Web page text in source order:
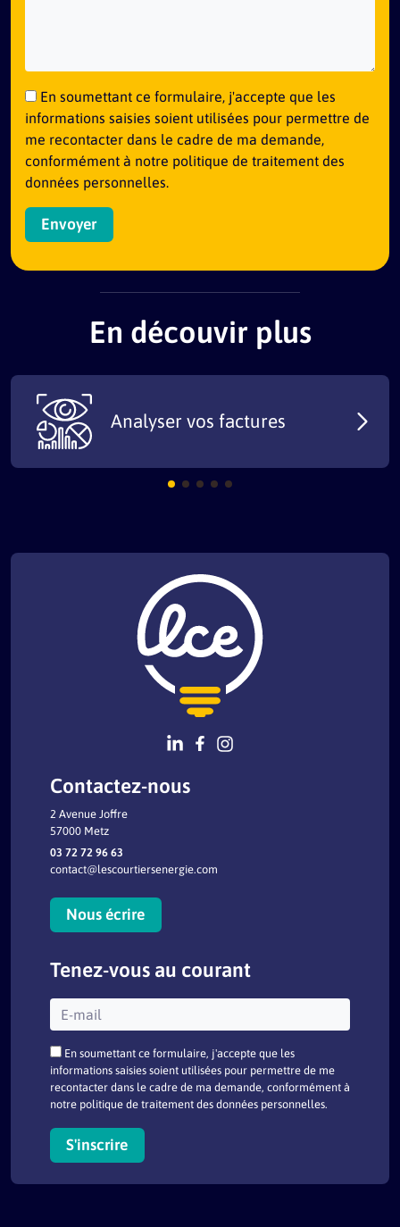
En soumettant ce formulaire, j'accepte que les
informations saisies soient utilisées pour permettre de
me recontacter dans le cadre de ma demande,
conformément à notre politique de traitement des
données personnelles.
En découvir plus
Analyser vos factures
Contactez-nous
2 Avenue Joffre
57000 Metz
03 72 72 96 63
contact@lescourtiersenergie.com
Nous écrire
Tenez-vous au courant
En soumettant ce formulaire, j'accepte que les
informations saisies soient utilisées pour permettre de me
recontacter dans le cadre de ma demande, conformément à
notre politique de traitement des données personnelles.